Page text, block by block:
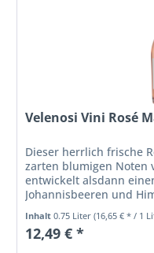
Velenosi Vini Rosé
Dieser herrlich frische
zarten blumigen Noten
entwickelt alsdann
Johannisbeeren und
die sortentypischen
Inhalt0.75 Liter(16,65 € * / 1
12,49 € *